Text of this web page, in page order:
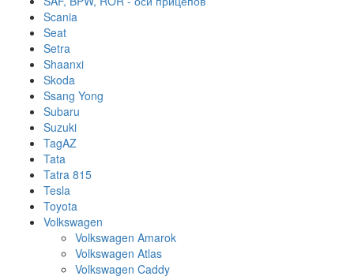
Scania
Seat
Setra
Shaanxi
Skoda
Ssang Yong
Subaru
Suzuki
TagAZ
Tata
Tatra 815
Tesla
Toyota
Volkswagen
Volkswagen Amarok
Volkswagen Atlas
Volkswagen Caddy